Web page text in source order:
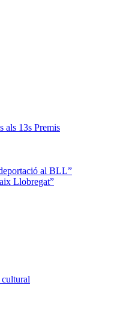
als 13s Premis
al BLL”
Llobregat”
cultural